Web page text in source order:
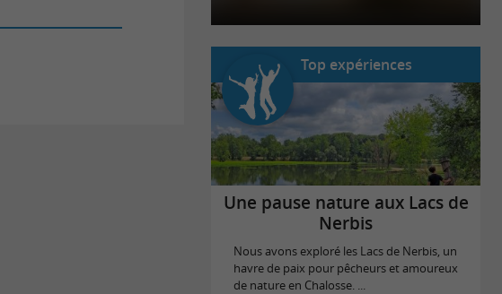
Top expériences
Une pause nature aux Lacs de
Nerbis
Nous avons exploré les Lacs de Nerbis, un
havre de paix pour pêcheurs et amoureux
de nature en Chalosse. ...